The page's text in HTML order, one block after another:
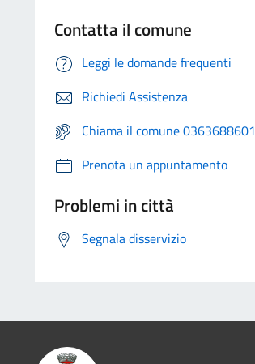
Contatta il comune
Leggi le domande frequenti
Richiedi Assistenza
Chiama il comune 0363688601
Prenota un appuntamento
Problemi in città
Segnala disservizio